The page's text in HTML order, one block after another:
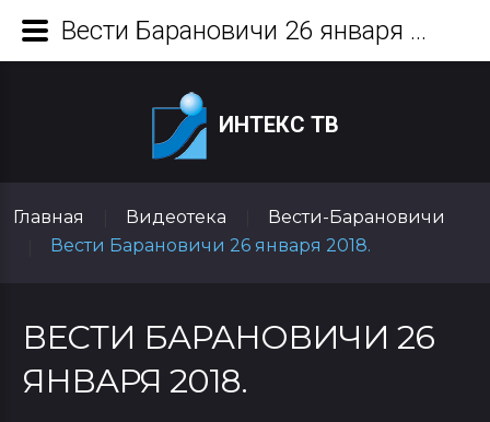
ИНТЕКС ТВ
Главная Видеотека
Вести-Барановичи
Вести Барановичи 26 января 2018.
ВЕСТИ БАРАНОВИЧИ 26
ЯНВАРЯ 2018.
Вести Барановичи 26 января 2018.